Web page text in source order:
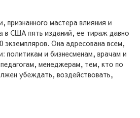
признанного мастера влияния и
в США пять изданий, ее тираж давно
экземпляров. Она адресована всем,
политикам и бизнесменам, врачам и
менеджерам, тем, кто по
убеждать, воздействовать,